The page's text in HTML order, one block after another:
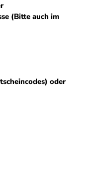
(Bitte auch im
oder